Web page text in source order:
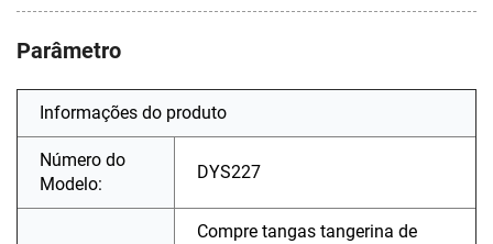
Parâmetro
Informações do produto
Número do
Modelo:
DYS227
Compre tangas tangerina de